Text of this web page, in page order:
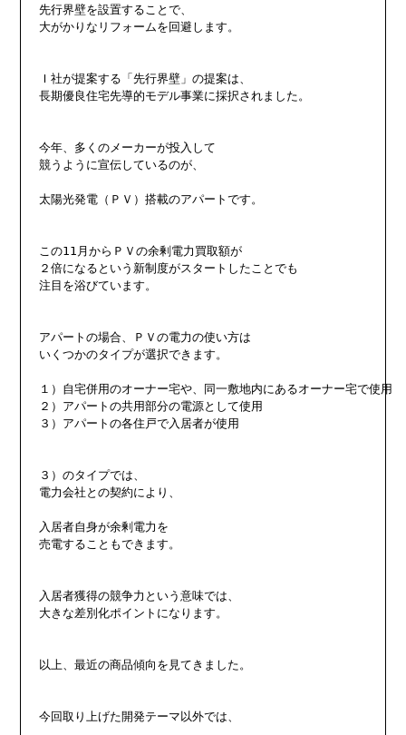
先行界壁を設置することで、
大がかりなリフォームを回避します。
Ｉ社が提案する「先行界壁」の提案は、
長期優良住宅先導的モデル事業に採択されました。
今年、多くのメーカーが投入して
競うように宣伝しているのが、
太陽光発電（ＰＶ）搭載のアパートです。
この11月からＰＶの余剰電力買取額が
２倍になるという新制度がスタートしたことでも
注目を浴びています。
アパートの場合、ＰＶの電力の使い方は
いくつかのタイプが選択できます。
１）自宅併用のオーナー宅や、同一敷地内にあるオーナー宅で使用
２）アパートの共用部分の電源として使用
３）アパートの各住戸で入居者が使用
３）のタイプでは、
電力会社との契約により、
入居者自身が余剰電力を
売電することもできます。
入居者獲得の競争力という意味では、
大きな差別化ポイントになります。
以上、最近の商品傾向を見てきました。
今回取り上げた開発テーマ以外では、